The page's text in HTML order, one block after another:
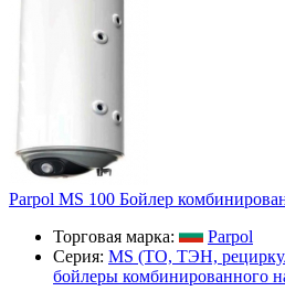
Parpol МS 100 Бойлер
Торговая марка:
Parpol
Серия: МS (ТО, ТЭН,
бойлеры комбинированного